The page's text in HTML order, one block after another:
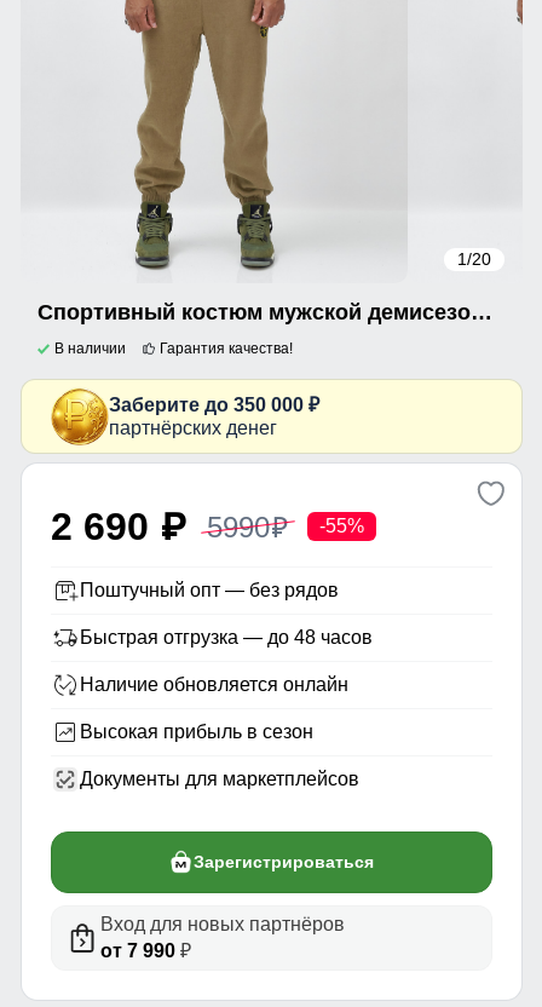
1/20
Спортивный костюм мужской демисезонный на флисе бежевого цвета 340B
В наличии Гарантия качества!
Заберите до 350 000 ₽
партнёрских денег
2 690 p 5990p -55%
Поштучный опт — без рядов
Быстрая отгрузка — до 48 часов
Наличие обновляется онлайн
Высокая прибыль в сезон
Документы для маркетплейсов
Зарегистрироваться
Вход для новых партнёров
от 7 990₽